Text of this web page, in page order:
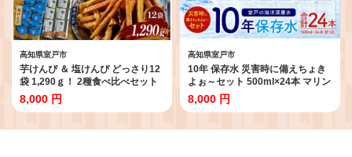
高知県室戸市
芋けんぴ ＆ 塩けんぴ どっさり12
袋 1,290ｇ！ 2種食べ比べセット
【スピード配送】海洋深層水仕込
み けんぴ ケンピ 芋けんぴ 芋ケン
ナック おかし お茶菓子 スイーツ
8,000 円
高知県室戸市
10年 保存水 災害時に備えちょき
よぉ～セット 500ml×24本 マリン
ゴールド10years ミネラルウォー
ター ペットボトル 長期保存水 備
用 小分け 人気 便利 みねらるうぉ
8,000 円